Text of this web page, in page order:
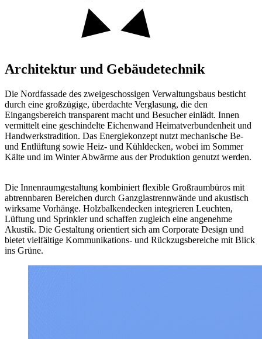
Architektur und Gebäudetechnik
Die Nordfassade des zweigeschossigen Verwaltungsbaus besticht
durch eine großzügige, überdachte Verglasung, die den
Eingangsbereich transparent macht und Besucher einlädt. Innen
vermittelt eine geschindelte Eichenwand Heimatverbundenheit und
Handwerkstradition. Das Energiekonzept nutzt mechanische Be-
und Entlüftung sowie Heiz- und Kühldecken, wobei im Sommer
Kälte und im Winter Abwärme aus der Produktion genutzt werden.
Die Innenraumgestaltung kombiniert flexible Großraumbüros mit
abtrennbaren Bereichen durch Ganzglastrennwände und akustisch
wirksame Vorhänge. Holzbalkendecken integrieren Leuchten,
Lüftung und Sprinkler und schaffen zugleich eine angenehme
Akustik. Die Gestaltung orientiert sich am Corporate Design und
bietet vielfältige Kommunikations- und Rückzugsbereiche mit Blick
ins Grüne.